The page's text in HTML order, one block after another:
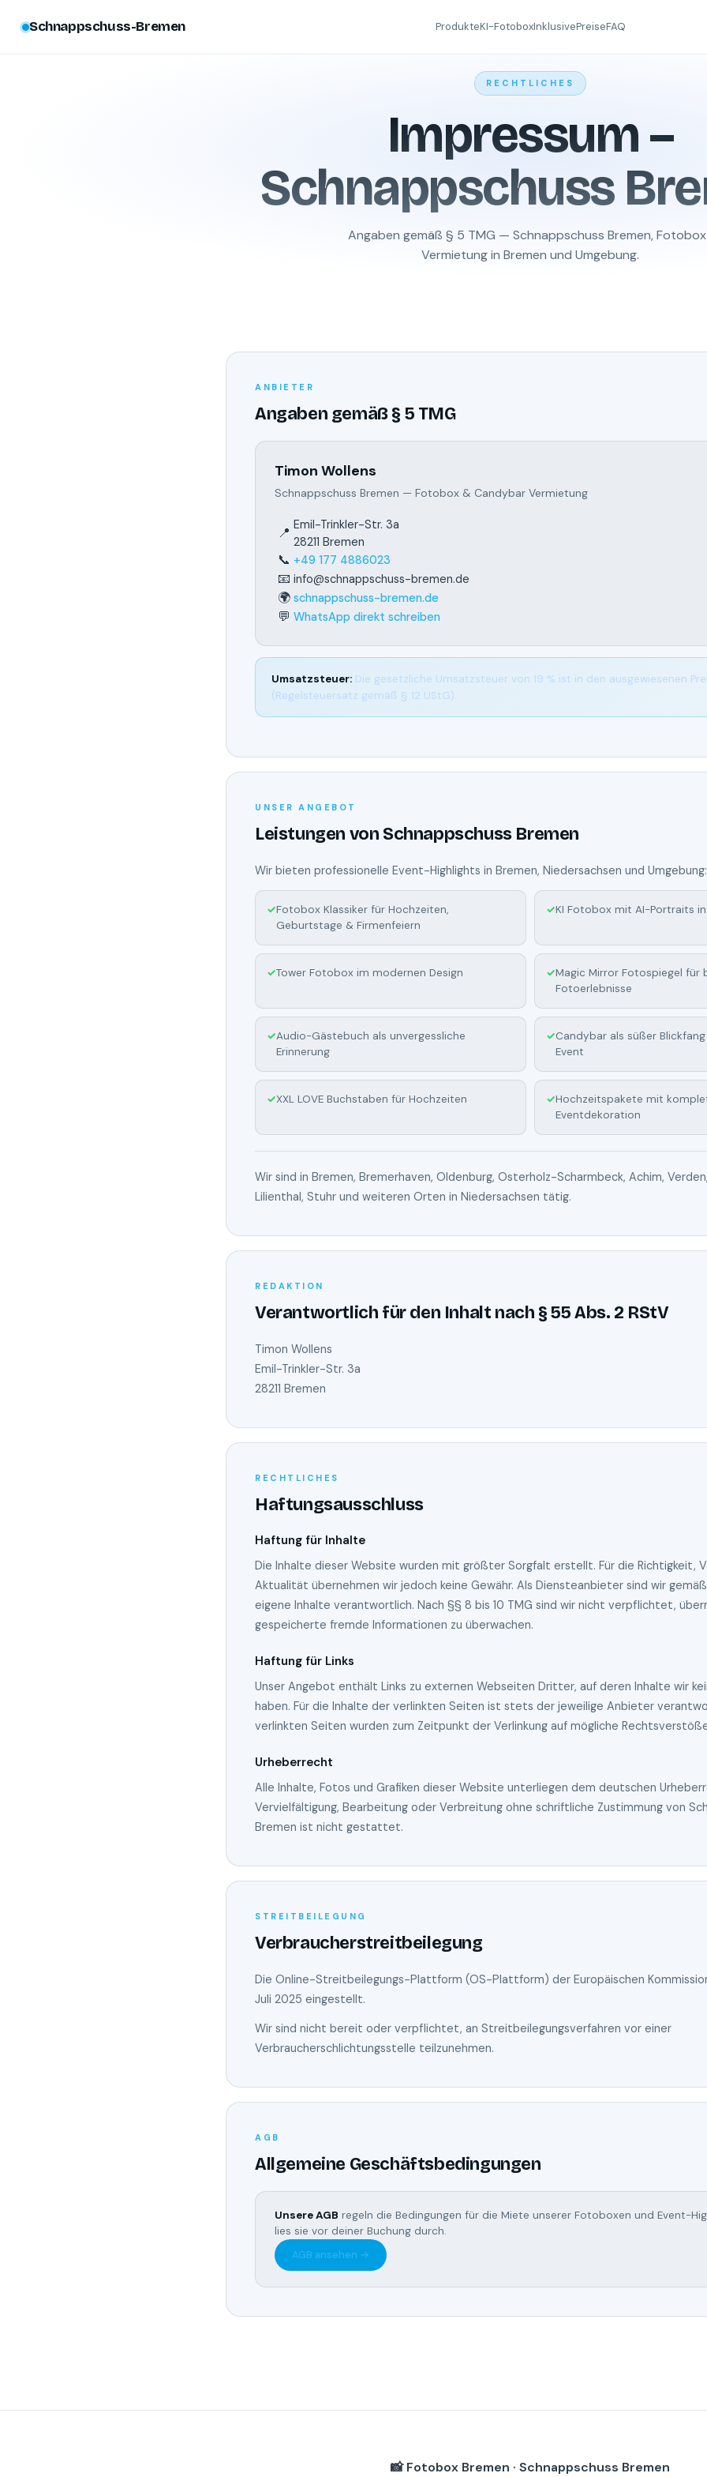
Schnappschuss-Bremen ProdukteKI-FotoboxInklusivePreiseFAQ
RECHTLICHES
Impressum –
Schnappschuss
Angaben gemäß § 5 TMG — Schnappschuss Bremen,
Vermietung in Bremen und Umgebung.
ANBIETER
Angaben gemäß § 5 TMG
Timon Wollens
Schnappschuss Bremen — Fotobox & Candybar Vermietung
📍 Emil-Trinkler-Str. 3a
28211 Bremen
📞 +49 177 4886023
📧 info@schnappschuss-bremen.de
🌍 schnappschuss-bremen.de
💬 WhatsApp direkt schreiben
Umsatzsteuer: Die gesetzliche Umsatzsteuer von 19 % ist in den ausgewiesenen
(Regelsteuersatz gemäß § 12 UStG).
UNSER ANGEBOT
Leistungen von Schnappschuss Bremen
Wir bieten professionelle Event-Highlights in Bremen, Niedersachsen und Umgebung:
Fotobox Klassiker für Hochzeiten,
Geburtstage & Firmenfeiern
KI Fotobox mit AI-Portraits in
Tower Fotobox im modernen Design
Magic Mirror Fotospiegel für
Fotoerlebnisse
Audio-Gästebuch als unvergessliche
Erinnerung
Candybar als süßer
Event
XXL LOVE Buchstaben für Hochzeiten
Hochzeitspakete mit
Eventdekoration
Wir sind in Bremen, Bremerhaven, Oldenburg, Osterholz-Scharmbeck, Achim,
Lilienthal, Stuhr und weiteren Orten in Niedersachsen tätig.
REDAKTION
Verantwortlich für den Inhalt nach § 55 Abs. 2 RStV
Timon Wollens
Emil-Trinkler-Str. 3a
28211 Bremen
RECHTLICHES
Haftungsausschluss
Haftung für Inhalte
Die Inhalte dieser Website wurden mit größter Sorgfalt erstellt. Für die Richtigkeit,
Aktualität übernehmen wir jedoch keine Gewähr. Als Diensteanbieter sind wir gemäß
eigene Inhalte verantwortlich. Nach §§ 8 bis 10 TMG sind wir nicht verpflichtet,
gespeicherte fremde Informationen zu überwachen.
Haftung für Links
Unser Angebot enthält Links zu externen Webseiten Dritter, auf deren Inhalte wir
haben. Für die Inhalte der verlinkten Seiten ist stets der jeweilige Anbieter
verlinkten Seiten wurden zum Zeitpunkt der Verlinkung auf mögliche
Urheberrecht
Alle Inhalte, Fotos und Grafiken dieser Website unterliegen dem deutschen
Vervielfältigung, Bearbeitung oder Verbreitung ohne schriftliche Zustimmung von
Bremen ist nicht gestattet.
STREITBEILEGUNG
Verbraucherstreitbeilegung
Die Online-Streitbeilegungs-Plattform (OS-Plattform) der Europäischen
Juli 2025 eingestellt.
Wir sind nicht bereit oder verpflichtet, an Streitbeilegungsverfahren vor einer
Verbraucherschlichtungsstelle teilzunehmen.
AGB
Allgemeine Geschäftsbedingungen
Unsere AGB regeln die Bedingungen für die Miete unserer Fotoboxen und Event-
lies sie vor deiner Buchung durch.
AGB ansehen →
📸 Fotobox Bremen · Schnappschuss Bremen